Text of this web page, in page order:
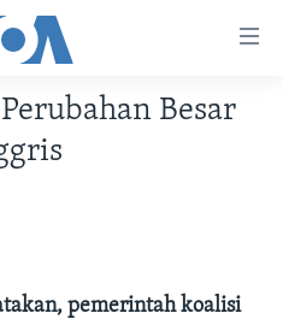
Besar
pemerintah koalisi